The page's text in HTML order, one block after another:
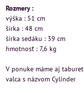
Rozmery :
výška : 51 cm
šírka : 48 cm
šírka sedáku : 39 cm
hmotnosť : 7,6 kg
V ponuke máme aj
valca s názvom Cylinder